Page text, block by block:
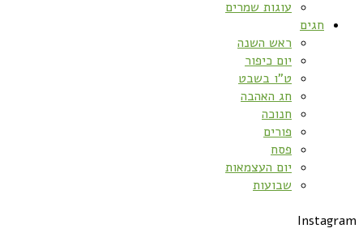
עוגות שמרים
חגים
ראש השנה
יום כיפור
ט”ו בשבט
חג האהבה
חנוכה
פורים
פסח
יום העצמאות
שבועות
Instagram